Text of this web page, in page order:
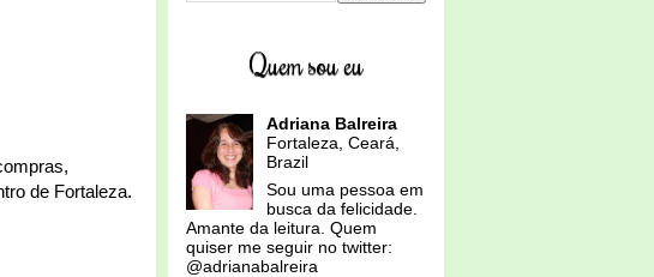
de Fortaleza.
Quem sou eu
Adriana Balreira
Fortaleza, Ceará,
Brazil
Sou uma pessoa em
busca da felicidade.
Amante da leitura. Quem
quiser me seguir no twitter:
@adrianabalreira